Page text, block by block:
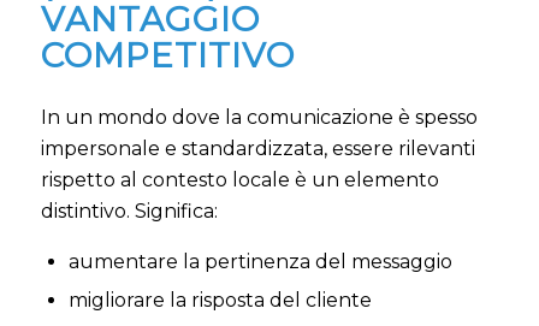
VANTAGGIO
COMPETITIVO
In un mondo dove la comunicazione è spesso
impersonale e standardizzata, essere rilevanti
rispetto al contesto locale è un elemento
distintivo. Significa:
aumentare la pertinenza del messaggio
migliorare la risposta del cliente